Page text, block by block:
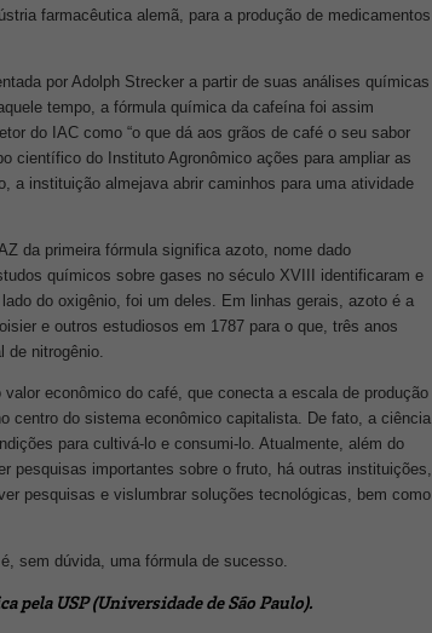
farmacêutica alemã, para a produção de medicamentos
por Adolph Strecker a partir de suas análises químicas
tempo, a fórmula química da cafeína foi assim
do IAC como “o que dá aos grãos de café o seu sabor
científico do Instituto Agronômico ações para ampliar as
a instituição almejava abrir caminhos para uma atividade
da primeira fórmula significa azoto, nome dado
químicos sobre gases no século XVIII identificaram e
do oxigênio, foi um deles. Em linhas gerais, azoto é a
e outros estudiosos em 1787 para o que, três anos
de nitrogênio.
econômico do café, que conecta a escala de produção
centro do sistema econômico capitalista. De fato, a ciência
para cultivá-lo e consumi-lo. Atualmente, além do
pesquisas importantes sobre o fruto, há outras instituições,
pesquisas e vislumbrar soluções tecnológicas, bem como
sem dúvida, uma fórmula de sucesso.
pela USP (Universidade de São Paulo).